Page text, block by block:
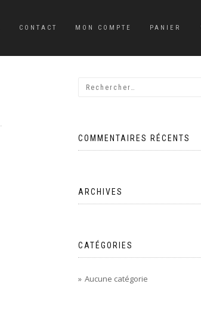
CONTACT MON COMPTE PANIER
COMMENTAIRES RÉCENTS
ARCHIVES
CATÉGORIES
Aucune catégorie